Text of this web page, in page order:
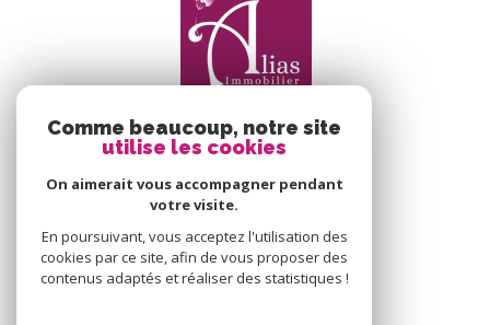
VOTRE ESPACE
Espace propriétaire
Comme beaucoup, notre site
utilise les cookies
On aimerait vous accompagner pendant
votre visite.
En poursuivant, vous acceptez l'utilisation des
cookies par ce site, afin de vous proposer des
contenus adaptés et réaliser des statistiques !